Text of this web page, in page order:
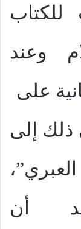
للكتاب
وعند
على
ذلك إلى
أن